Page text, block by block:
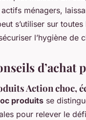
ménagers,
s’utiliser sur
l’hygiène de
d’achat
Action choc,
produits se
pour relever le